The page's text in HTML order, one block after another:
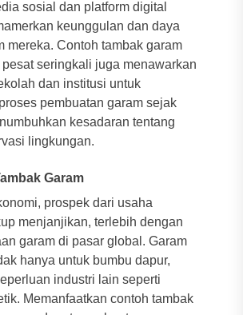
sosial dan platform digital
keunggulan dan daya
mereka. Contoh tambak garam
seringkali juga menawarkan
dan institusi untuk
pembuatan garam sejak
kesadaran tentang
lingkungan.
Garam
prospek dari usaha
menjanjikan, terlebih dengan
garam di pasar global. Garam
hanya untuk bumbu dapur,
industri lain seperti
Memanfaatkan contoh tambak